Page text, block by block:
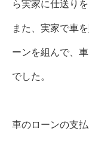
ら実家に仕送り
また、実家で車
ーンを組んで、
でした。
車のローンの支